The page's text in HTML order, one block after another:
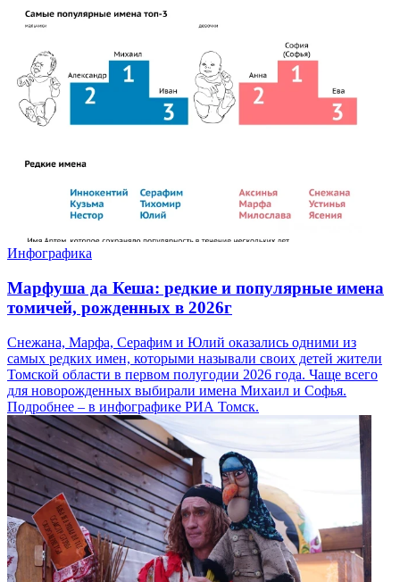
Инфографика
Марфуша да Кеша: редкие и популярные имена
томичей, рожденных в 2026г
Снежана, Марфа, Серафим и Юлий оказались одними из
самых редких имен, которыми называли своих детей жители
Томской области в первом полугодии 2026 года. Чаще всего
для новорожденных выбирали имена Михаил и Софья.
Подробнее – в инфографике РИА Томск.